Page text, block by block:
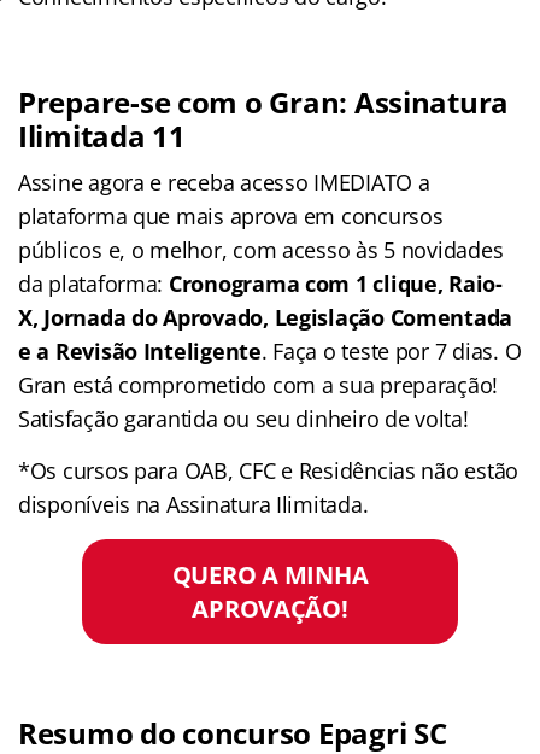
Prepare-se com o Gran: Assinatura
Ilimitada 11
Assine agora e receba acesso IMEDIATO a
plataforma que mais aprova em concursos
públicos e, o melhor, com acesso às 5 novidades
da plataforma: Cronograma com 1 clique, Raio-
X, Jornada do Aprovado, Legislação Comentada
e a Revisão Inteligente. Faça o teste por 7 dias. O
Gran está comprometido com a sua preparação!
Satisfação garantida ou seu dinheiro de volta!
*Os cursos para OAB, CFC e Residências não estão
disponíveis na Assinatura Ilimitada.
QUERO A MINHA
APROVAÇÃO!
Resumo do concurso Epagri SC